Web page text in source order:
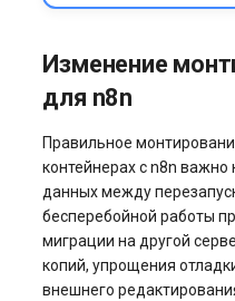
Изменение
для n8n
Правильное
контейнерах с n8n важно
данных между
бесперебойной работы
миграции на другой
копий, упрощения
внешнего